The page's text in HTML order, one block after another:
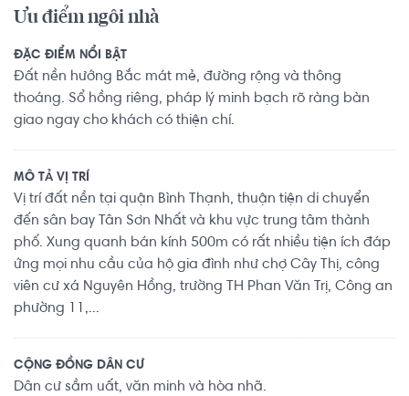
Ưu điểm ngôi nhà
ĐẶC ĐIỂM NỔI BẬT
Đất nền hướng Bắc mát mẻ, đường rộng và thông
thoáng. Sổ hồng riêng, pháp lý minh bạch rõ ràng bàn
giao ngay cho khách có thiện chí.
MÔ TẢ VỊ TRÍ
Vị trí đất nền tại quận Bình Thạnh, thuận tiện di chuyển
đến sân bay Tân Sơn Nhất và khu vực trung tâm thành
phố. Xung quanh bán kính 500m có rất nhiều tiện ích đáp
ứng mọi nhu cầu của hộ gia đình như chợ Cây Thị, công
viên cư xá Nguyên Hồng, trường TH Phan Văn Trị, Công an
phường 11,...
CỘNG ĐỒNG DÂN CƯ
Dân cư sầm uất, văn minh và hòa nhã.